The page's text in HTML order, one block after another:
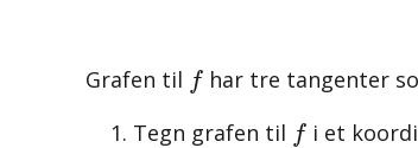
Grafen til f
f har tre tangenter
Tegn grafen til f
f i et